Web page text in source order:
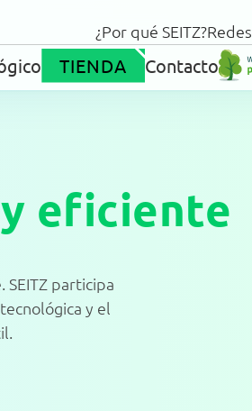
¿Por qué SEITZ?Redes
TIENDA Contacto
eficiente
participa
y el